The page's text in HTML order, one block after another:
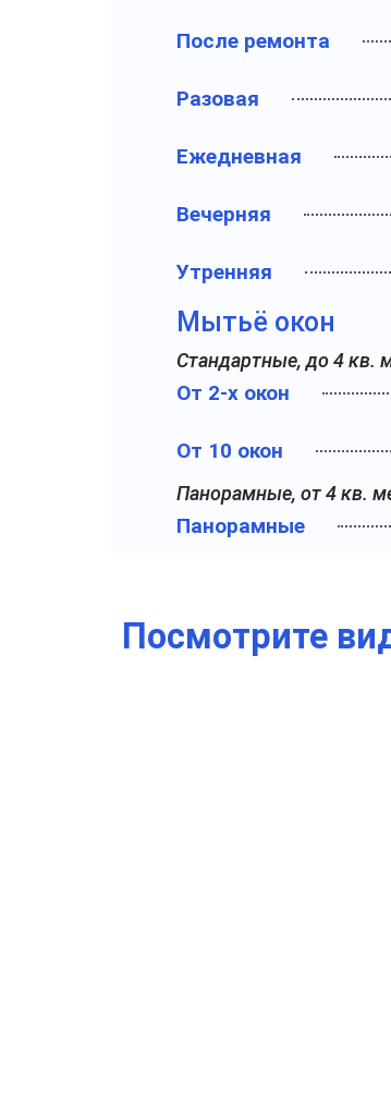
После ремонта
Разовая
Ежедневная
Вечерняя
Утренняя
Мытьё окон
Стандартные, до 4 кв.
От 2-х окон
От 10 окон
Панорамные, от 4 кв.
Панорамные
Посмотрите